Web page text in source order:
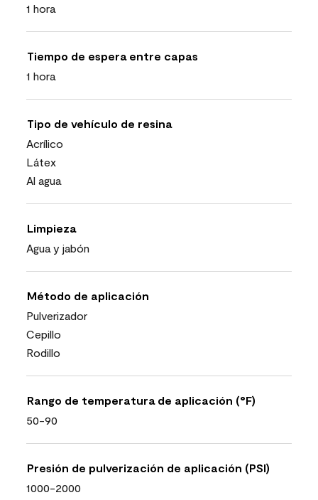
1 hora
Tiempo de espera entre capas
1 hora
Tipo de vehículo de resina
Acrílico
Látex
Al agua
Limpieza
Agua y jabón
Método de aplicación
Pulverizador
Cepillo
Rodillo
Rango de temperatura de aplicación (°F)
50-90
Presión de pulverización de aplicación (PSI)
1000-2000